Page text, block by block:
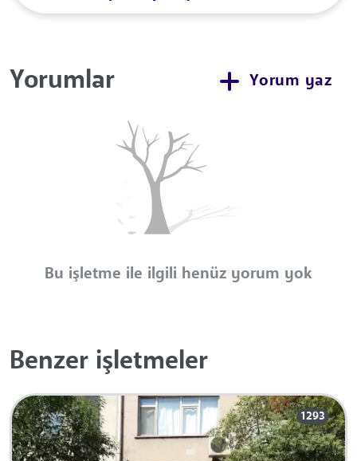
Yorumlar Yorum yaz
Bu işletme ile ilgili henüz yorum yok
Benzer işletmeler
1293